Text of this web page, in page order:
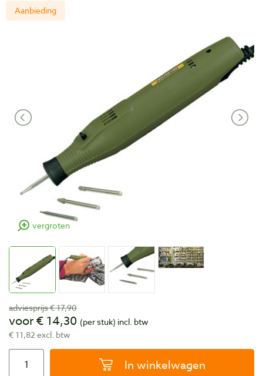
Aanbieding
vergroten
adviesprijs € 17,90
voor € 14,30 (per stuk) incl. btw
€ 11,82 excl. btw
In winkelwagen